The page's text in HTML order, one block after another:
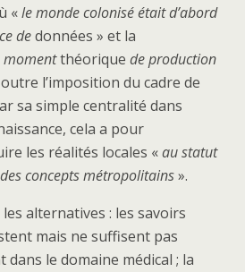
«le monde colonisé était d’abord
dedonnées » et la
momentthéorique de production
outre l’imposition du cadre de
sa simple centralité dans
cela a pour
les réalités locales «au statut
concepts métropolitains».
alternatives : les savoirs
mais ne suffisent pas
le domaine médical ; la